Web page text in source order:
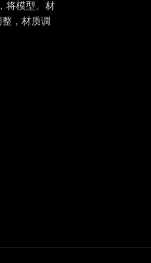
将模型、材
，材质调